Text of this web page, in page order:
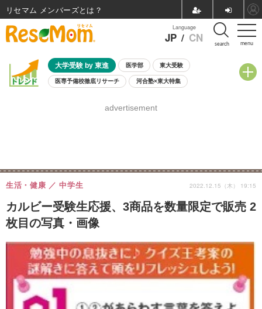
menu
Language
JP / CN search
大学受験 by 東進 医学部 東大受験
医専予備校徹底リサーチ 河合塾×東大特集
8月開催学校説明会・相談会
advertisement
カルビー受験生応援、3商品を数量限定で販売 2
枚目の写真・画像
生活・健康 中学生 2022.12.15（木） 19:15
リセマム メンバーズ